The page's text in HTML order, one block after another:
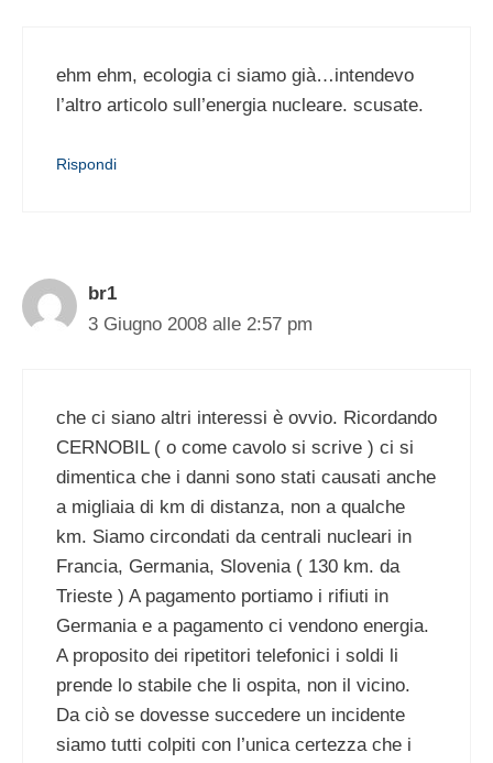
ehm ehm, ecologia ci siamo già…intendevo
l’altro articolo sull’energia nucleare. scusate.
Rispondi
br1
3 Giugno 2008 alle 2:57 pm
che ci siano altri interessi è ovvio. Ricordando
CERNOBIL ( o come cavolo si scrive ) ci si
dimentica che i danni sono stati causati anche
a migliaia di km di distanza, non a qualche
km. Siamo circondati da centrali nucleari in
Francia, Germania, Slovenia ( 130 km. da
Trieste ) A pagamento portiamo i rifiuti in
Germania e a pagamento ci vendono energia.
A proposito dei ripetitori telefonici i soldi li
prende lo stabile che li ospita, non il vicino.
Da ciò se dovesse succedere un incidente
siamo tutti colpiti con l’unica certezza che i